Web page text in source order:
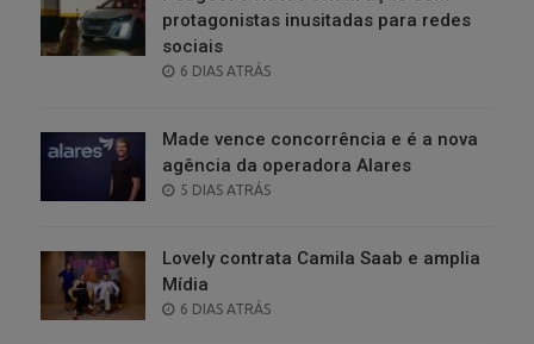
protagonistas inusitadas para redes
sociais
POSTED
6 DIAS ATRÁS
Made vence concorrência e é a nova
agência da operadora Alares
POSTED
5 DIAS ATRÁS
Lovely contrata Camila Saab e amplia
Mídia
POSTED
6 DIAS ATRÁS